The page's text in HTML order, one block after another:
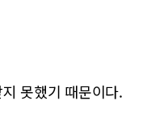
못했기 때문이다.